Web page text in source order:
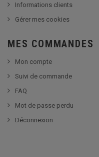
Informations clients
Gérer mes cookies
MES COMMANDES
Mon compte
Suivi de commande
FAQ
Mot de passe perdu
Déconnexion